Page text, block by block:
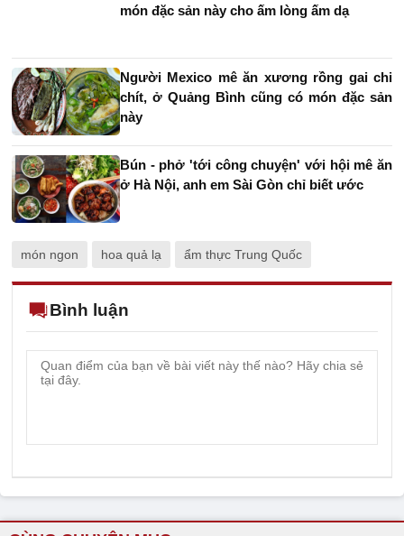
món đặc sản này cho ấm lòng ấm dạ
Người Mexico mê ăn xương rồng gai chi
chít, ở Quảng Bình cũng có món đặc sản
này
Bún - phở 'tới công chuyện' với hội mê ăn
ở Hà Nội, anh em Sài Gòn chỉ biết ước
món ngon hoa quả lạ ẩm thực Trung Quốc
Bình luận